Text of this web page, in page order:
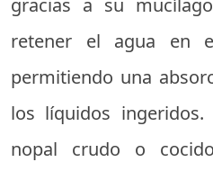
retener el agua en
permitiendo una
los líquidos
nopal crudo o